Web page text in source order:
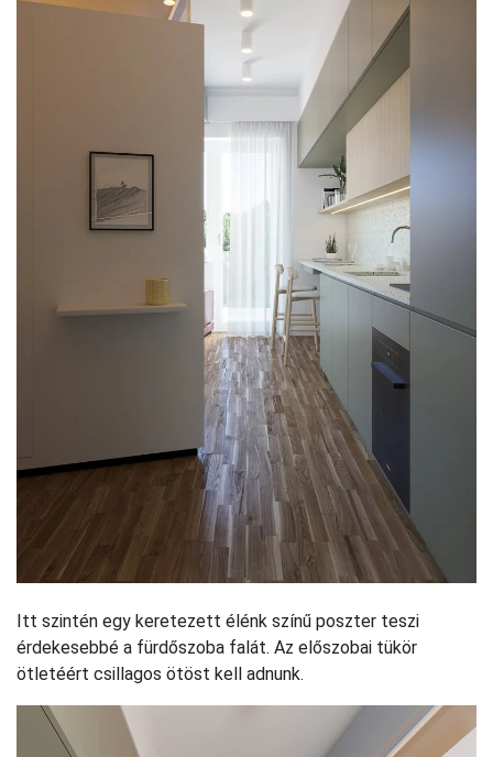
Itt szintén egy keretezett élénk színű poszter teszi
érdekesebbé a fürdőszoba falát. Az előszobai tükör
ötletéért csillagos ötöst kell adnunk.